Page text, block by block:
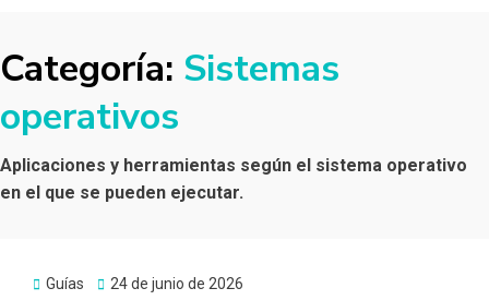
Categoría: Sistemas
operativos
Aplicaciones y herramientas según el sistema operativo
en el que se pueden ejecutar.
Guías
Publicado
24 de junio de 2026